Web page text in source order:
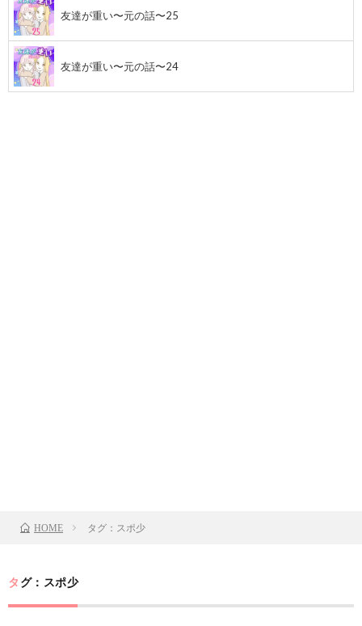
友達が重い〜元の話〜25
友達が重い〜元の話〜24
HOME タグ：スポ少
タグ：スポ少